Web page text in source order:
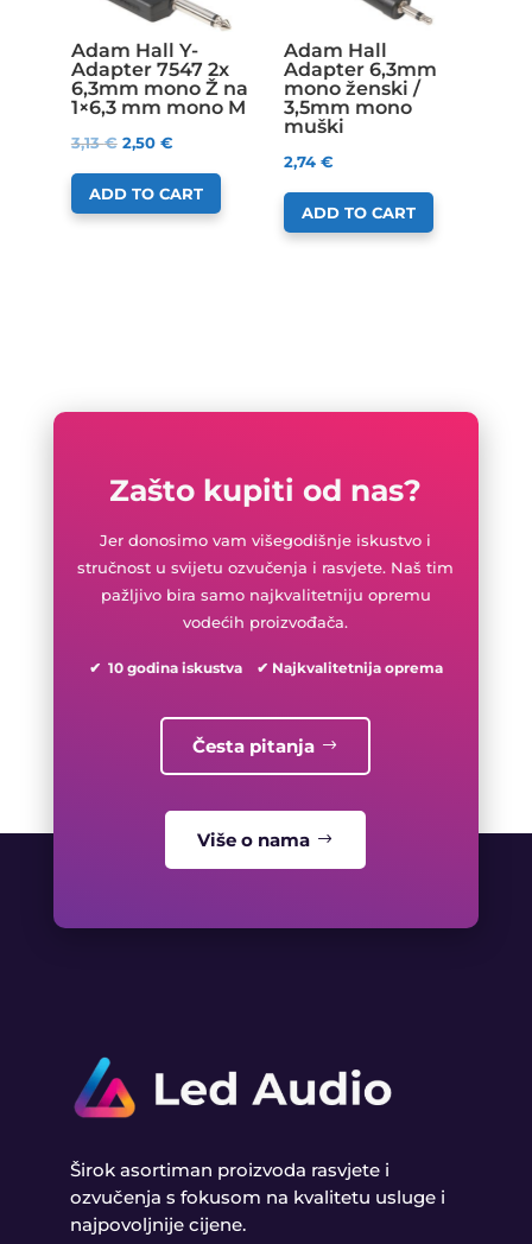
Adam Hall Y-
Adapter 7547 2x
6,3mm mono Ž na
1×6,3 mm mono M
3,13€ 2,50 €
ADD TO CART
Adam Hall
Adapter 6,3mm
mono ženski /
3,5mm mono
muški
2,74 €
ADD TO CART
Zašto kupiti od nas?
Jer donosimo vam višegodišnje iskustvo i
stručnost u svijetu ozvučenja i rasvjete. Naš tim
pažljivo bira samo najkvalitetniju opremu
vodećih proizvođača.
✔ 10 godina iskustva ✔ Najkvalitetnija oprema
Česta pitanja
Više o nama
Širok asortiman proizvoda rasvjete i
ozvučenja s fokusom na kvalitetu usluge i
najpovoljnije cijene.